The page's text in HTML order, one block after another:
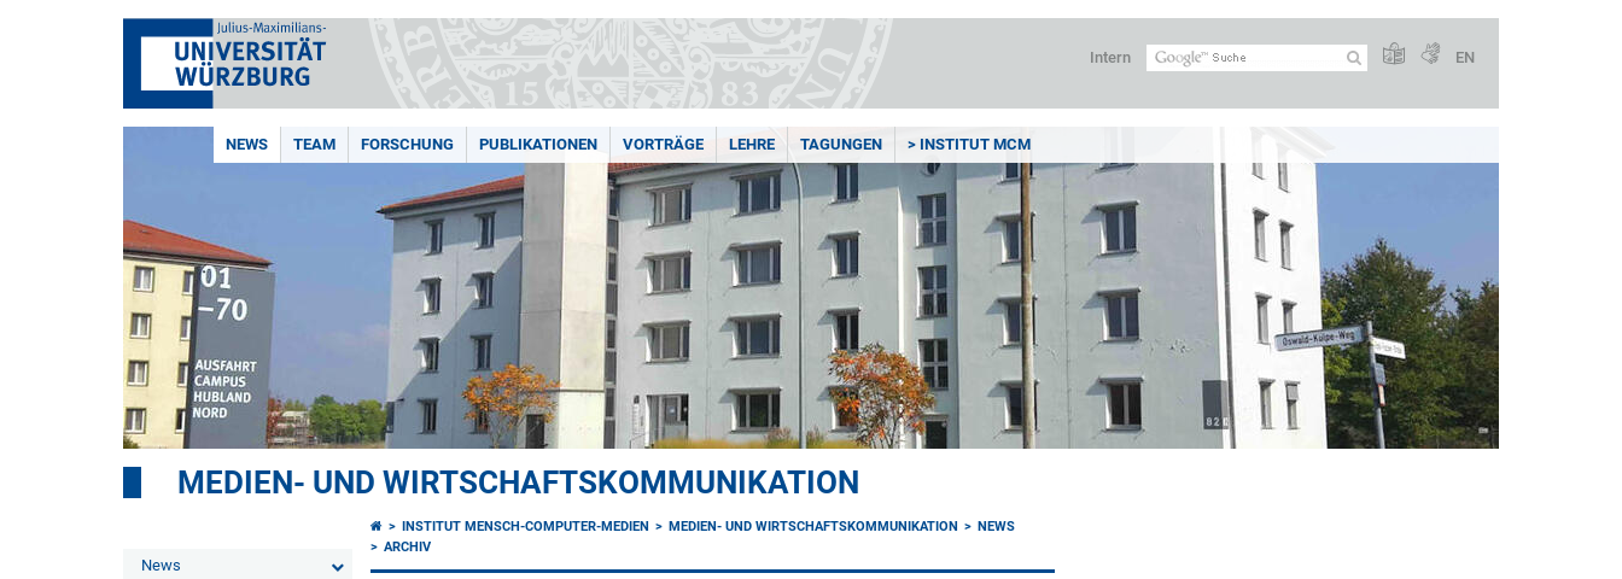
Intern EN
NEWS TEAM FORSCHUNG PUBLIKATIONEN VORTRÄGE LEHRE TAGUNGEN > INSTITUT MCM
MEDIEN- UND WIRTSCHAFTSKOMMUNIKATION
News
INSTITUT MENSCH-COMPUTER-MEDIEN MEDIEN- UND WIRTSCHAFTSKOMMUNIKATION
NEWS
ARCHIV